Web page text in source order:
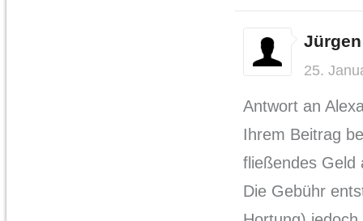
25.
Antwort an
Ihrem Beitrag
fließendes Geld
Die Gebühr